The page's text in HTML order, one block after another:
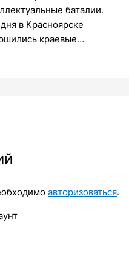
баталии.
в Красноярске
краевые…
авторизоваться.